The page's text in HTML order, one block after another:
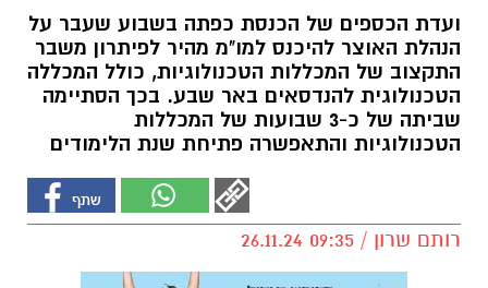
ועדת הכספים של הכנסת כפתה בשבוע שעבר על
הנהלת האוצר להיכנס למו"מ מהיר לפיתרון משבר
התקצוב של המכללות הטכנולוגיות, כולל המכללה
הטכנולוגית להנדסאים באר שבע. בכך הסתיימה
שביתה של כ-3 שבועות של המכללות
הטכנולוגיות והתאפשרה פתיחת שנת הלימודים
רותם שרון / 09:35 26.11.24